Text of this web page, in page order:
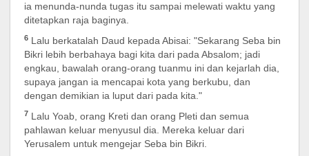
ia menunda-nunda tugas itu sampai melewati waktu yang
ditetapkan raja baginya.
6 Lalu berkatalah Daud kepada Abisai: "Sekarang Seba bin
Bikri lebih berbahaya bagi kita dari pada Absalom; jadi
engkau, bawalah orang-orang tuanmu ini dan kejarlah dia,
supaya jangan ia mencapai kota yang berkubu, dan
dengan demikian ia luput dari pada kita."
7 Lalu Yoab, orang Kreti dan orang Pleti dan semua
pahlawan keluar menyusul dia. Mereka keluar dari
Yerusalem untuk mengejar Seba bin Bikri.